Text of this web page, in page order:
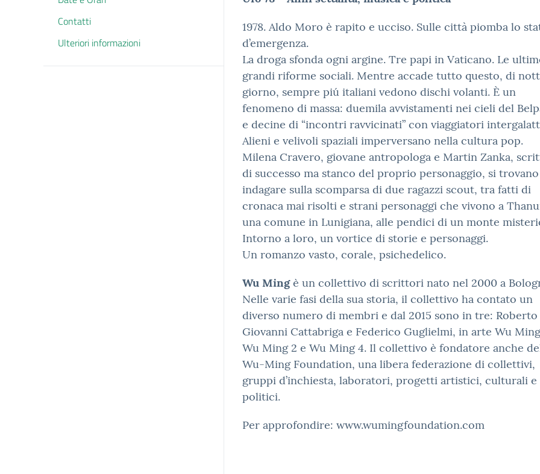
Contatti
Ulteriori informazioni
1978. Aldo Moro è rapito e ucciso. Sulle città piomba lo
d’emergenza.
La droga sfonda ogni argine. Tre papi in Vaticano. Le
grandi riforme sociali. Mentre accade tutto questo, di
giorno, sempre piú italiani vedono dischi volanti. È un
fenomeno di massa: duemila avvistamenti nei cieli del
e decine di “incontri ravvicinati” con viaggiatori
Alieni e velivoli spaziali imperversano nella cultura pop.
Milena Cravero, giovane antropologa e Martin Zanka,
di successo ma stanco del proprio personaggio, si
indagare sulla scomparsa di due ragazzi scout, tra fatti di
cronaca mai risolti e strani personaggi che vivono a
una comune in Lunigiana, alle pendici di un monte
Intorno a loro, un vortice di storie e personaggi.
Un romanzo vasto, corale, psichedelico.
Wu Mingè un collettivo di scrittori nato nel 2000 a
Nelle varie fasi della sua storia, il collettivo ha contato un
diverso numero di membri e dal 2015 sono in tre: Roberto
Giovanni Cattabriga e Federico Guglielmi, in arte Wu
Wu Ming 2 e Wu Ming 4. Il collettivo è fondatore anche
Wu-Ming Foundation, una libera federazione di collettivi,
gruppi d’inchiesta, laboratori, progetti artistici, culturali e
politici.
Per approfondire: www.wumingfoundation.com